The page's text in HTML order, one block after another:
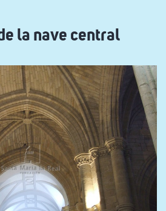
la nave central